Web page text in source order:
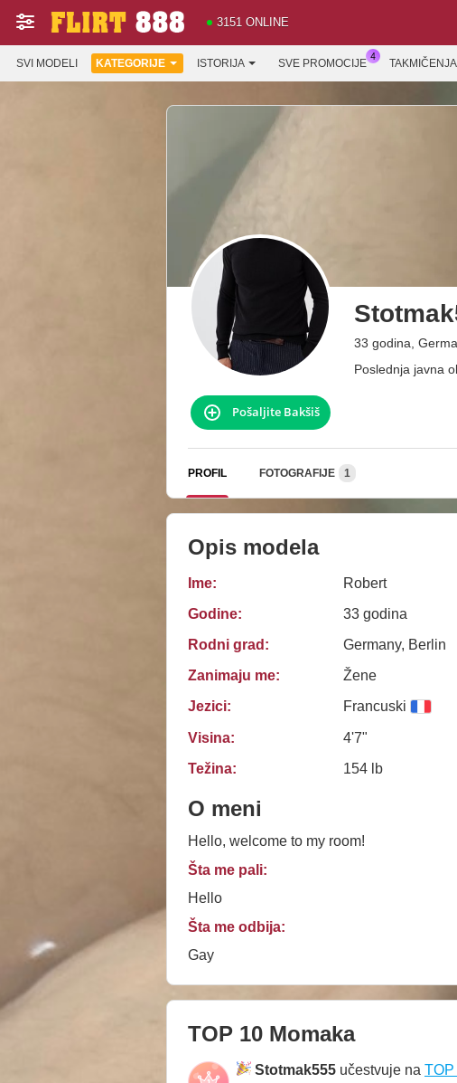
3151 ONLINE
SVI MODELI KATEGORIJE ISTORIJA SVE PROMOCIJE TAKMIČENJA
33 godina,
Poslednja javna
Pošaljite Bakšiš
PROFIL FOTOGRAFIJE 1
Opis modela
Ime:
Robert
Godine:
33 godina
Rodni grad:
Germany, Berlin
Zanimaju me:
Žene
Jezici:
Francuski
Visina:
4'7"
Težina:
154 lb
O meni
Hello, welcome to my room!
Šta me pali:
Hello
Šta me odbija:
Gay
TOP 10 Momaka
Stotmak555 učestvuje na TOP